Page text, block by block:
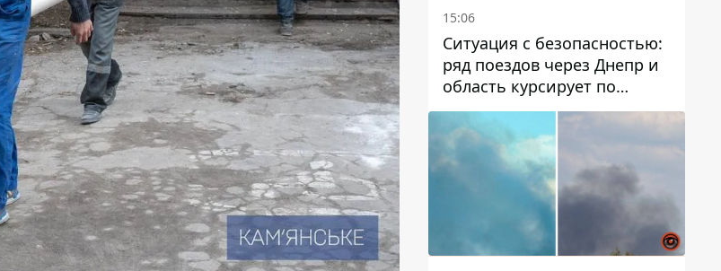
15:06
Ситуация с безопасностью:
ряд поездов через Днепр и
область курсирует по
измененному маршруту, а
часть пути заменили
автобусами и электричками